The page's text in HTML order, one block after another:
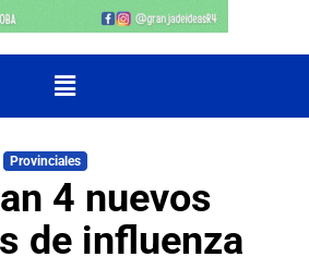
Provinciales
4 nuevos
de influenza